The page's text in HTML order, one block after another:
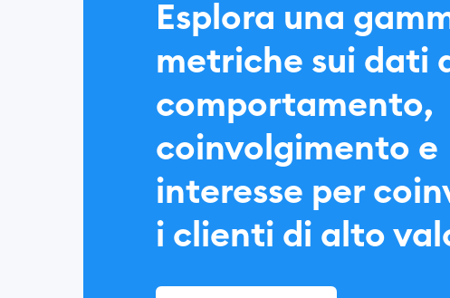
Esplora una
metriche sui dati
comportamento,
coinvolgimento e
interesse per
i clienti di alto